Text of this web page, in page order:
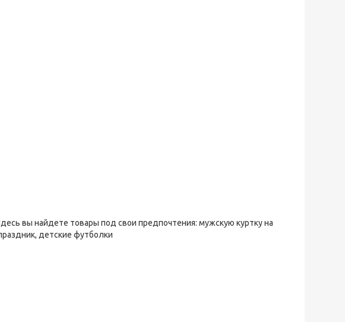
вы найдете товары под свои предпочтения: мужскую куртку на
детские футболки